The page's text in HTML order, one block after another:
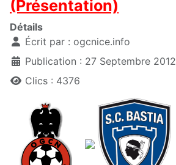
(Présentation)
Détails
Écrit par : ogcnice.info
Publication : 27 Septembre 2012
Clics : 4376